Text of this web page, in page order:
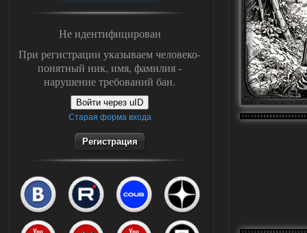
Не идентифицирован
При регистрации указываем человеко-
понятный ник, имя, фамилия -
нарушение требований бан.
Войти через uID
Старая форма входа
Регистрация